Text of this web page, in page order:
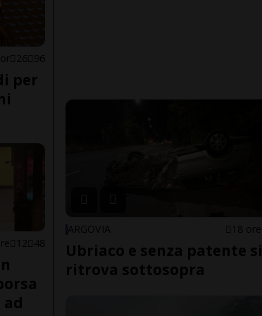
26 96
per
12 48
ad
ARGOVIA 18 ore
Ubriaco e senza patente si
ritrova sottosopra